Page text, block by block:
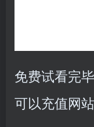
免费试看完
可以充值网站